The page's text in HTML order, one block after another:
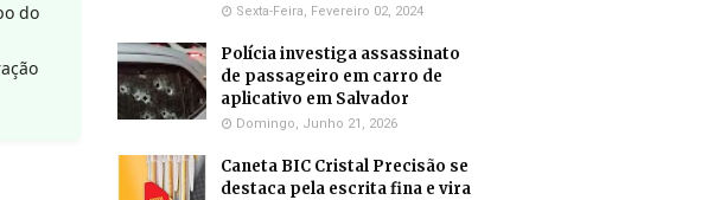
do
Sexta-Feira, Fevereiro 02, 2024
Polícia investiga assassinato
de passageiro em carro de
aplicativo em Salvador
Domingo, Junho 21, 2026
Caneta BIC Cristal Precisão se
destaca pela escrita fina e vira